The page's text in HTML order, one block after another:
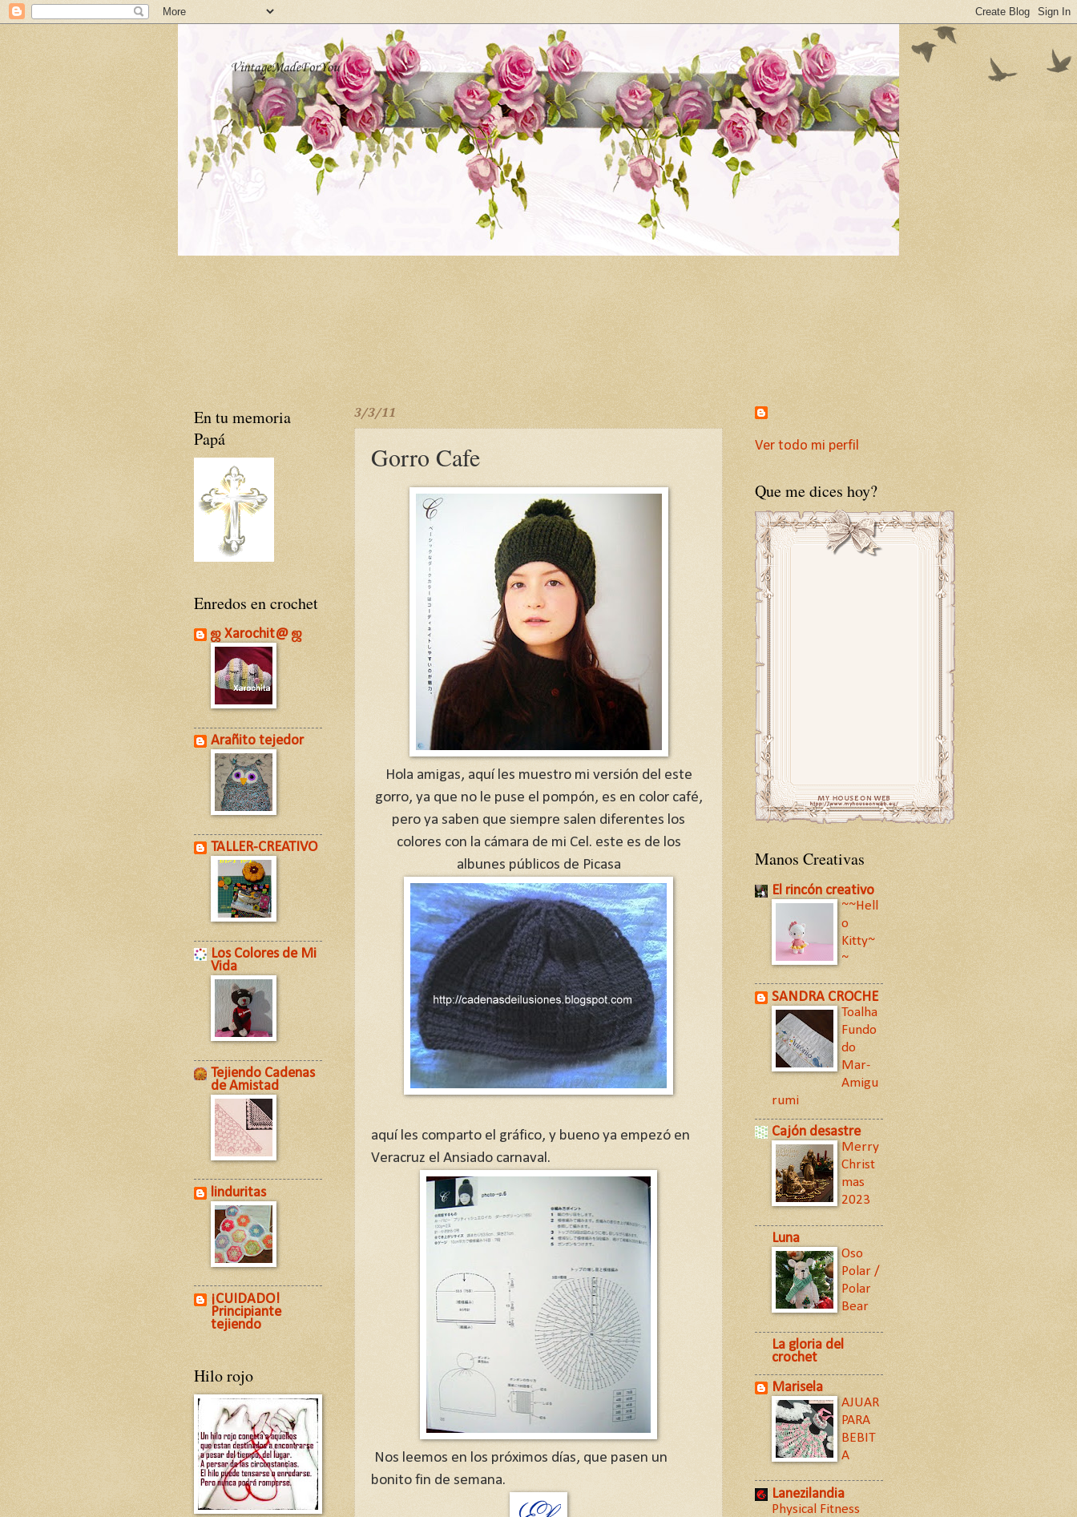
3/3/11
Gorro Cafe
Hola amigas, aquí les muestro mi versión del este
gorro, ya que no le puse el pompón, es en color café,
pero ya saben que siempre salen diferentes los
colores con la cámara de mi Cel. este es de los
albunes públicos de Picasa
aquí les comparto el gráfico, y bueno ya empezó en
Veracruz el Ansiado carnaval.
Nos leemos en los próximos días, que pasen un
bonito fin de semana.
En tu memoria
Papá
Enredos en crochet
ஜ Xarochit@ ஜ
Arañito tejedor
TALLER-CREATIVO
Los Colores de Mi
Vida
Tejiendo Cadenas
de Amistad
linduritas
¡CUIDADO!
Principiante
tejiendo
Hilo rojo
Ver todo mi perfil
Que me dices hoy?
Manos Creativas
El rincón creativo
~~Hell
o
Kitty~
~
SANDRA CROCHE
Toalha
Fundo
do
Mar-
Amigu
rumi
Cajón desastre
Merry
Christ
mas
2023
Luna
Oso
Polar /
Polar
Bear
La gloria del
crochet
Marisela
AJUAR
PARA
BEBIT
A
Lanezilandia
Physical Fitness